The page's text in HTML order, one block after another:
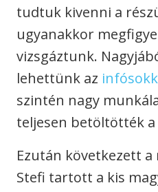
tudtuk kivenni a
ugyanakkor
vizsgáztunk.
lehettünk az
szintén nagy
teljesen betöltötték
Ezután következett
Stefi tartott a kis